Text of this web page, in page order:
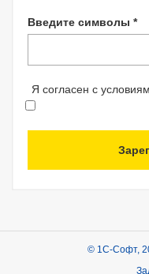
Введите символы *
Я согласен с
© 1С-Софт,